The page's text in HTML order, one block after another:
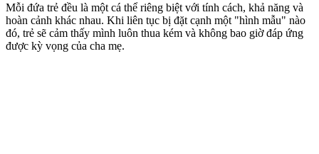
Mỗi đứa trẻ đều là một cá thể riêng biệt với tính cách, khả năng và
hoàn cảnh khác nhau. Khi liên tục bị đặt cạnh một "hình mẫu" nào
đó, trẻ sẽ cảm thấy mình luôn thua kém và không bao giờ đáp ứng
được kỳ vọng của cha mẹ.